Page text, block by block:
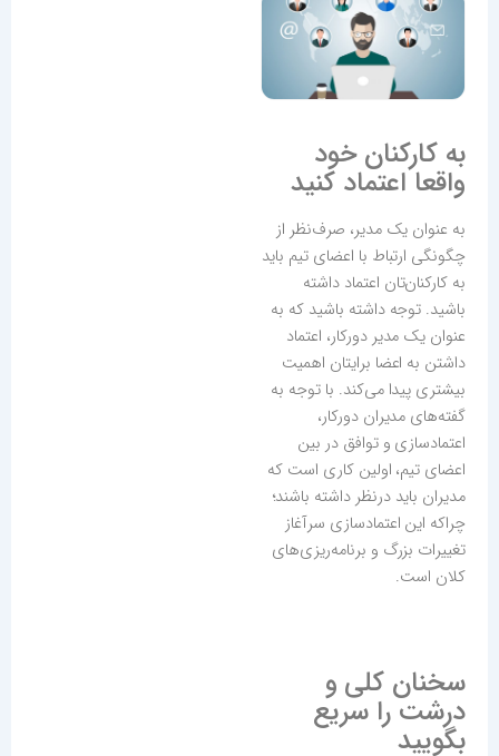
به کارکنان خود
واقعا اعتماد کنید
به عنوان یک مدیر، صرف‌نظر از
چگونگی ارتباط با اعضای تیم باید
به کارکنان‌تان اعتماد داشته
باشید. توجه داشته باشید که به
عنوان یک مدیر دورکار، اعتماد
داشتن به اعضا برایتان اهمیت
بیشتری پیدا می‌کند. با توجه به
گفته‌های مدیران دورکار،
اعتمادسازی و توافق در بین
اعضای تیم، اولین کاری است که
مدیران باید درنظر داشته باشند؛
چراکه این اعتمادسازی سرآغاز
تغییرات بزرگ و برنامه‌ریزی‌های
کلان است.
سخنان کلی و
درشت را سریع
بگویید